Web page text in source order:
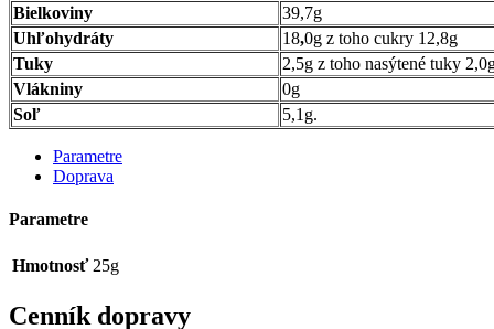
Bielkoviny
39,7g
Uhľohydráty
18,0g z toho cukry 12,8g
Tuky
2,5g z toho nasýtené tuky
Vlákniny
0g
Soľ
5,1g.
Parametre
Doprava
Parametre
Hmotnosť 25g
Cenník dopravy